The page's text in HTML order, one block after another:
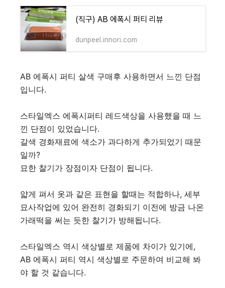
(직구) AB 에폭시 퍼티 리뷰
dunpeel.innori.com
AB 에폭시 퍼티 살색 구매후 사용하면서 느낀 단점
입니다.
스타일엑스 에폭시퍼티 레드색상을 사용했을 때 느
낀 단점이 있었습니다.
갈색 경화재료에 색소가 과다하게 추가되었기 때문
일까?
묘한 찰기가 장점이자 단점이 됩니다.
얇게 펴서 옷과 같은 표현을 할때는 적합하나, 세부
묘사작업에 있어 완전히 경화되기 이전에 방금 나온
가래떡을 써는 듯한 찰기가 방해됩니다.
스타일엑스 역시 색상별로 제품에 차이가 있기에,
AB 에폭시 퍼티 역시 색상별로 주문하여 비교해 봐
야 할 것 같습니다.